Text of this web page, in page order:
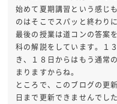
始めて夏期講習という感じ
のはそこでスパッと終わりに
最後の授業は道コンの答案
科の解説をしています。１
き、１８日からはもう通常
まりますからね。
ところで、このブログの更
日まで更新できませんでし